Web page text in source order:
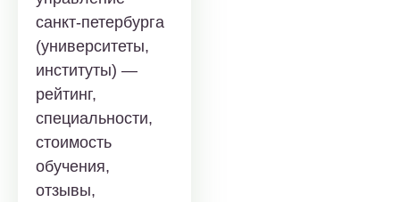
санкт-петербурга
(университеты,
институты) —
рейтинг,
специальности,
стоимость
обучения,
отзывы,